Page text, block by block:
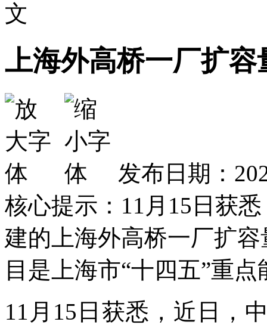
文
上海外高桥一厂扩
发布日期：
核心提示：11月15日获
建的上海外高桥一厂扩
目是上海市“十四五”重
11月15日获悉，近日，